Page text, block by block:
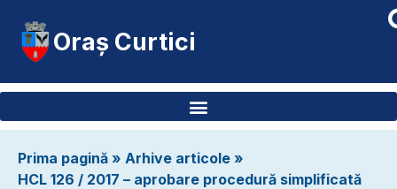
Oraș Curtici
Prima pagină » Arhive articole »
HCL 126 / 2017 – aprobare procedură simplificată